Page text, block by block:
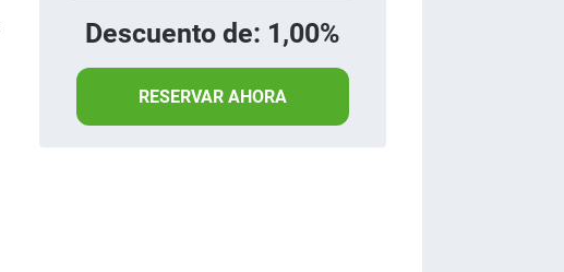
Descuento de: 1,00%
RESERVAR AHORA